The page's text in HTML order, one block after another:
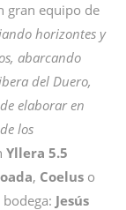
gran equipo de
horizontes y
abarcando
del Duero,
elaborar en
los
Yllera 5.5
, Coelus o
Jesús